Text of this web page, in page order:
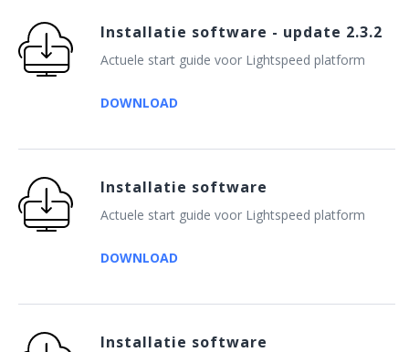
Installatie software - update 2.3.2
Actuele start guide voor Lightspeed platform
DOWNLOAD
Installatie software
Actuele start guide voor Lightspeed platform
DOWNLOAD
Installatie software